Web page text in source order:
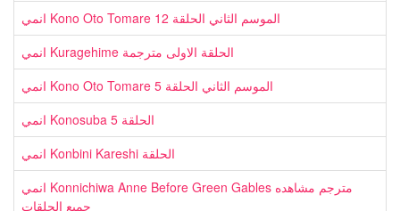
انمي Kono Oto Tomare الموسم الثاني الحلقة 12
انمي Kuragehime الحلقة الاولى مترجمة
انمي Kono Oto Tomare الموسم الثاني الحلقة 5
انمي Konosuba الحلقة 5
انمي Konbini Kareshi الحلقة
انمي Konnichiwa Anne Before Green Gables مترجم مشاهده
جميع الحلقات